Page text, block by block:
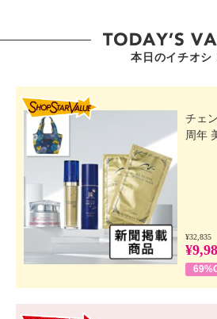
本日のイチオシ
チェ
周年
¥32,835